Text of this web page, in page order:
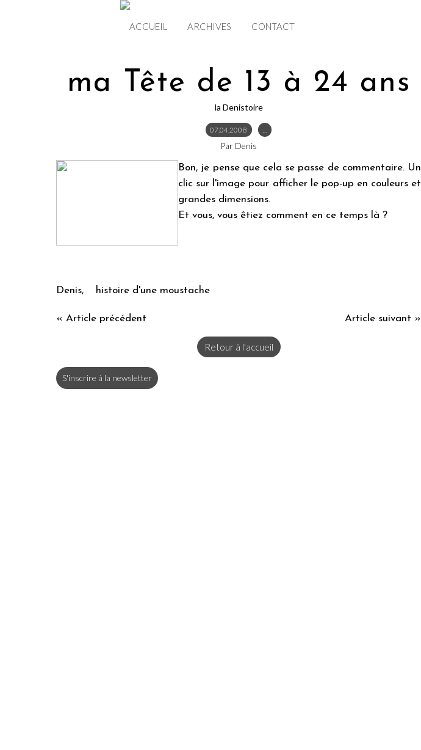
ACCUEIL ARCHIVES CONTACT
ma Tête de 13 à 24 ans
la Denistoire
07.04.2008 …
Par Denis
Bon, je pense que cela se passe de commentaire. Un
clic sur l'image pour afficher le pop-up en couleurs et
grandes dimensions.
Et vous, vous êtiez comment en ce temps là ?
Denis, histoire d'une moustache
« Article précédent Article suivant »
Retour à l'accueil
S'inscrire à la newsletter